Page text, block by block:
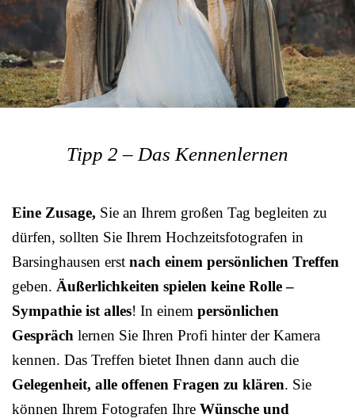
Tipp 2 – Das Kennenlernen
Eine Zusage, Sie an Ihrem großen Tag begleiten zu
dürfen, sollten Sie Ihrem Hochzeitsfotografen in
Barsinghausen erst nach einem persönlichen Treffen
geben. Äußerlichkeiten spielen keine Rolle –
Sympathie ist alles! In einem persönlichen
Gespräch lernen Sie Ihren Profi hinter der Kamera
kennen. Das Treffen bietet Ihnen dann auch die
Gelegenheit, alle offenen Fragen zu klären. Sie
können Ihrem Fotografen Ihre Wünsche und